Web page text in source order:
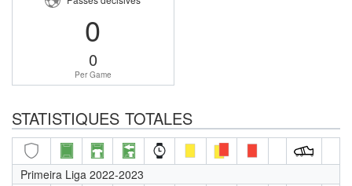
0
0
Per Game
STATISTIQUES TOTALES
Primeira Liga 2022-2023